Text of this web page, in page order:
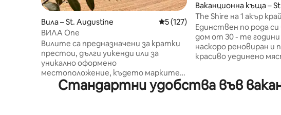
Вила – St. Augustine Средна оценка: 5 от 5, 127
5 (127)
ВИЛА One
Вилите са предназначени за кратки
престои, дълги уикенди или за
уникално оформено
местоположение, където марките
могат да заснемат продуктите си.
Пространството разполага с топли
Ваканционна къща –
ustine
The Shire на 1 акър
спа
Единствен по рода
дом от 30 - те години
наскоро реновиран и
красиво уединено
притежава
се разрешават събития.
Стандартни удобства във